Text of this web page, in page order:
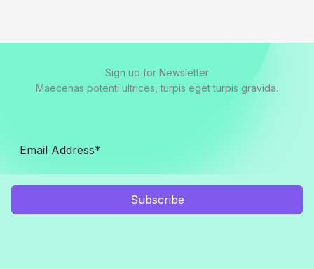
Sign up for Newsletter
Maecenas potenti ultrices, turpis eget turpis gravida.
Subscribe